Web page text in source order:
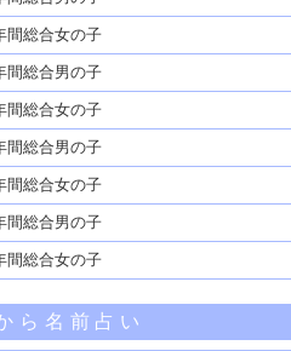
間総合女の子
間総合男の子
間総合女の子
間総合男の子
間総合女の子
間総合男の子
間総合女の子
ら名前占い